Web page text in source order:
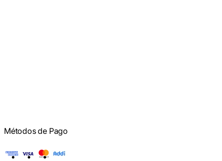
Métodos de Pago
American Express
Visa Mastercard